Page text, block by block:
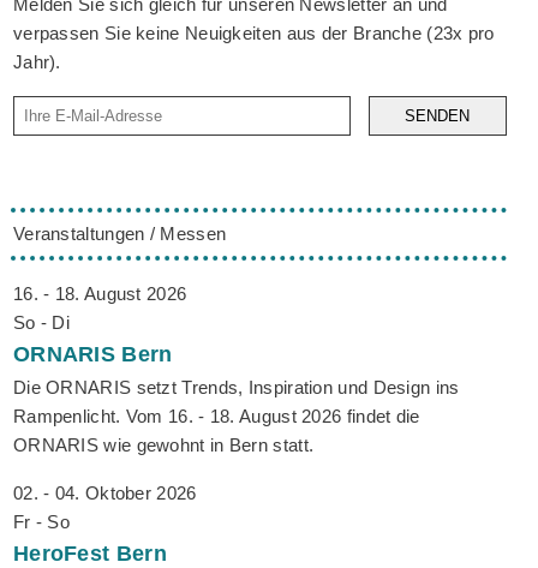
Melden Sie sich gleich für unseren Newsletter an und
verpassen Sie keine Neuigkeiten aus der Branche (23x pro
Jahr).
SENDEN
Veranstaltungen / Messen
16. - 18. August 2026
So - Di
ORNARIS Bern
Die ORNARIS setzt Trends, Inspiration und Design ins
Rampenlicht. Vom 16. - 18. August 2026 findet die
ORNARIS wie gewohnt in Bern statt.
02. - 04. Oktober 2026
Fr - So
HeroFest Bern